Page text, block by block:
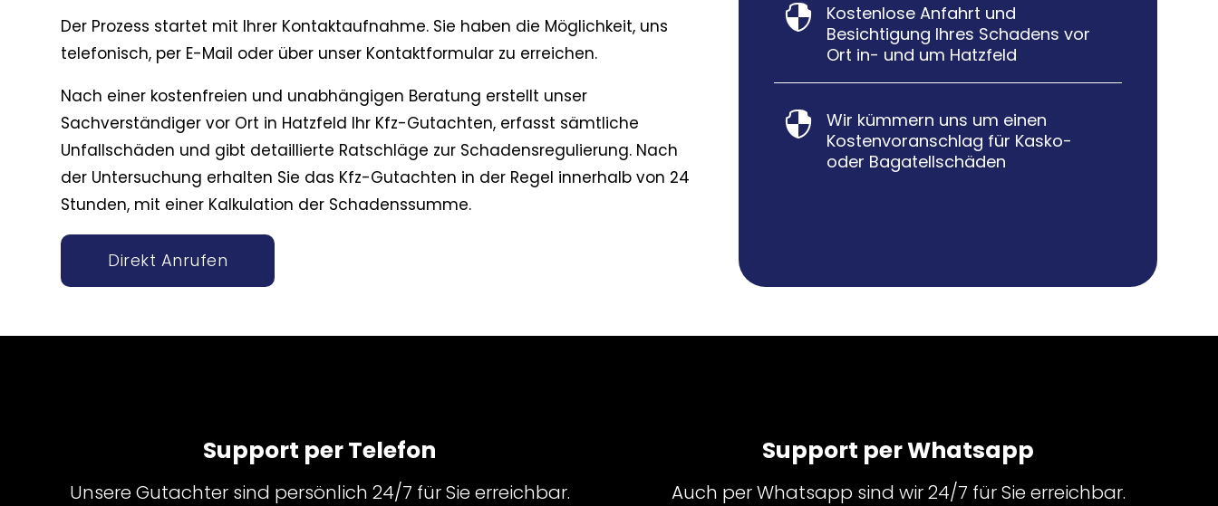
Der Prozess startet mit Ihrer Kontaktaufnahme. Sie haben die Möglichkeit, uns
telefonisch, per E-Mail oder über unser Kontaktformular zu erreichen.
Nach einer kostenfreien und unabhängigen Beratung erstellt unser
Sachverständiger vor Ort in Hatzfeld Ihr Kfz-Gutachten, erfasst sämtliche
Unfallschäden und gibt detaillierte Ratschläge zur Schadensregulierung. Nach
der Untersuchung erhalten Sie das Kfz-Gutachten in der Regel innerhalb von 24
Stunden, mit einer Kalkulation der Schadenssumme.
Direkt Anrufen

Kostenlose Anfahrt und
Besichtigung Ihres Schadens vor
Ort in- und um Hatzfeld

Wir kümmern uns um einen
Kostenvoranschlag für Kasko-
oder Bagatellschäden
Support per Telefon
Unsere Gutachter sind persönlich 24/7 für Sie erreichbar.
Support per Whatsapp
Auch per Whatsapp sind wir 24/7 für Sie erreichbar.